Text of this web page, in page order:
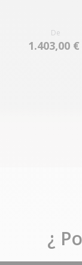
De
1.403,00 €
¿